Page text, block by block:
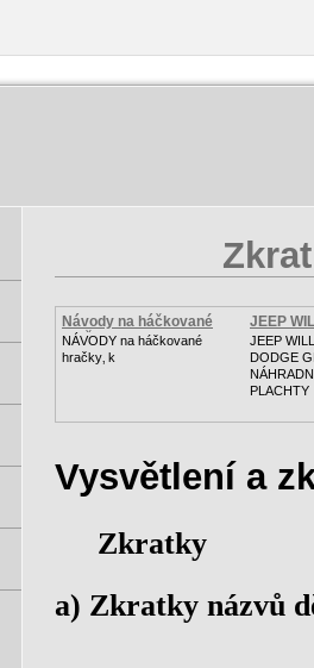
Návody na háčkované
hračk
NÁVODY na háčkované
hračky‚ k
JEEP
GPW
JEEP
DODGE
PLACHTY
Vysvětlení a
Zkratky
a) Zkratky názvů